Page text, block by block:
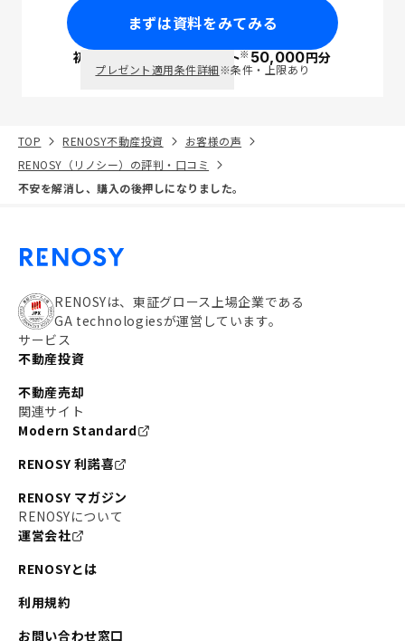
まずは資料をみてみる
初回面談で ポイント※50,000円分
プレゼント適用条件詳細※条件・上限あり
TOP RENOSY不動産投資
お客様の声
RENOSY（リノシー）の評判・口コミ
不安を解消し、購入の後押しになりました。
RENOSYは、東証グロース上場企業である
GA technologiesが運営しています。
サービス
不動産投資
不動産売却
関連サイト
Modern Standard
RENOSY 利諾喜
RENOSY マガジン
RENOSYについて
運営会社
RENOSYとは
利用規約
お問い合わせ窓口